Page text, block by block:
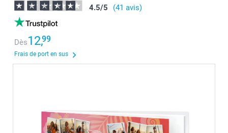
4.5/5 (41 avis)
Dès12,99
Frais de port en sus